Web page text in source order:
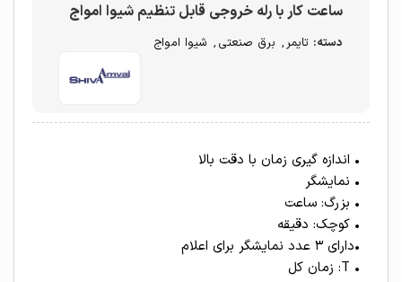
ساعت کار با رله خروجی قابل تنظیم شیوا امواج
دسته: تایمر, برق صنعتی , شیوا امواج
• اندازه گیری زمان با دقت بالا
• نمایشگر
• بزرگ: ساعت
• کوچک: دقیقه
•دارای ۳ عدد نمایشگر برای اعلام
• T: زمان کل